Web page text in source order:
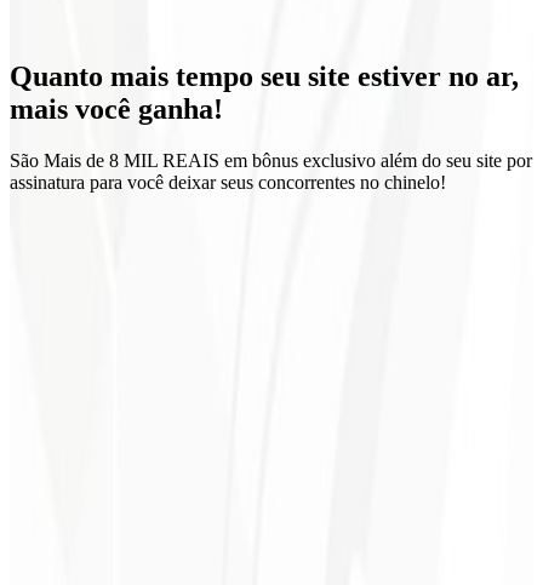
Zero fidelidade
Quanto mais tempo seu site estiver no ar,
mais você ganha!
São Mais de 8 MIL REAIS em bônus exclusivo além do seu site por
assinatura para você deixar seus concorrentes no chinelo!